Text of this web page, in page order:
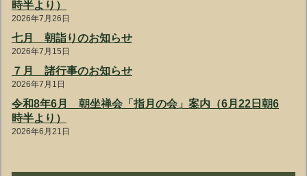
時半より）
2026年7月26日
七月 朝詣りのお知らせ
2026年7月15日
７月 諸行事のお知らせ
2026年7月1日
令和8年6月 朝坐禅会「指月の会」案内（6月22日朝6
時半より）
2026年6月21日